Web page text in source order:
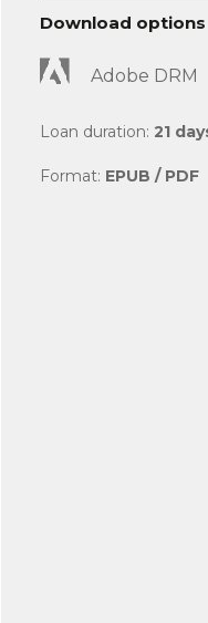
Download options
Adobe DRM
Loan duration: 21
Format: EPUB / PDF